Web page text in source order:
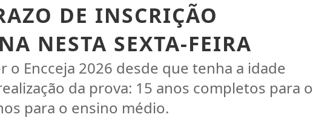
DE INSCRIÇÃO
NESTA SEXTA-FEIRA
o Encceja 2026 desde que tenha a idade
da prova: 15 anos completos para o
para o ensino médio.